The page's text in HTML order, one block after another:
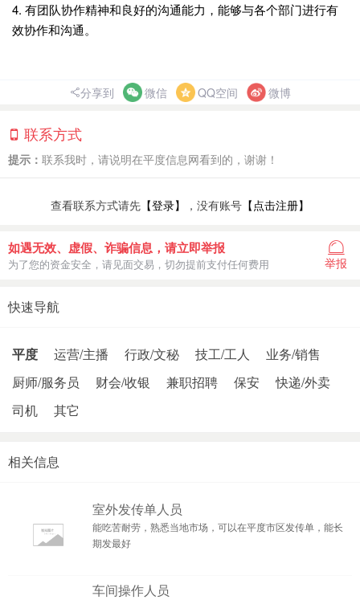
4. 有团队协作精神和良好的沟通能力，能够与各个部门进行有
效协作和沟通。
分享到 微信 QQ空间 微博
联系方式
提示： 联系我时，请说明在平度信息网看到的，谢谢！
查看联系方式请先 【登录】 ，没有账号 【点击注册】
如遇无效、虚假、诈骗信息，请立即举报
为了您的资金安全，请见面交易，切勿提前支付任何费用 举报
快速导航
平度 运营/主播 行政/文秘 技工/工人
业务/销售
厨师/服务员
财会/收银 兼职招聘 保安
快递/外卖
司机
其它
相关信息
室外发传单人员
能吃苦耐劳，熟悉当地市场，可以在平度市区发传单，能长
期发最好
车间操作人员